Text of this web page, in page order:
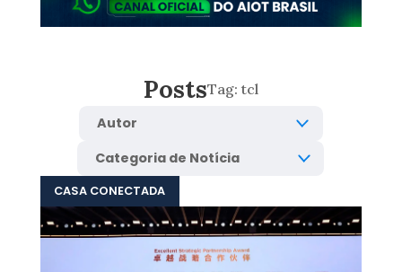
PostsTag: tcl
CASA CONECTADA